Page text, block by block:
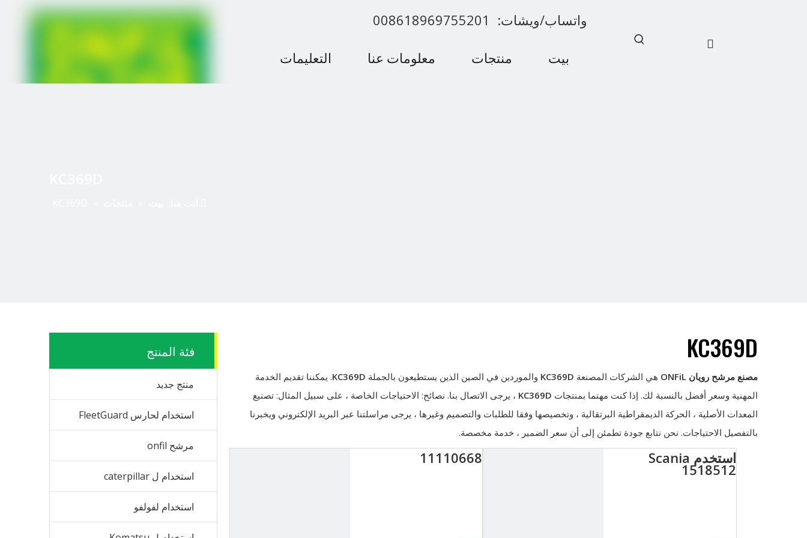
واتساب/ويشات: 008618969755201
بيت منتجات معلومات عنا
التعليمات
فئة المنتج
منتج جديد
استخدام لحارس FleetGuard
مرشح onfil
استخدام ل caterpillar
استخدام لفولفو
KC369D
مصنع مرشح رويان ONFiL هي الشركات المصنعة KC369D والموردين في الصين الذين يستطيعون بالجملة KC369D. يمكننا تقديم الخدمة
المهنية وسعر أفضل بالنسبة لك. إذا كنت مهتما بمنتجات KC369D ، يرجى الاتصال بنا. نصائح: الاحتياجات الخاصة ، على سبيل المثال: تصنيع
المعدات الأصلية ، الحركة الديمقراطية البرتقالية ، وتخصيصها وفقا للطلبات والتصميم وغيرها ، يرجى مراسلتنا عبر البريد الإلكتروني ويخبرنا
بالتفصيل الاحتياجات. نحن نتابع جودة تطمئن إلى أن سعر الضمير ، خدمة مخصصة.
استخدم Scania
1518512
11110668